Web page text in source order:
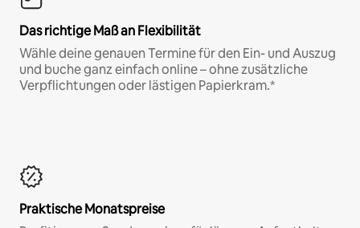
Das richtige Maß an Flexibilität
Wähle deine genauen Termine für den Ein- und Auszug
und buche ganz einfach online – ohne zusätzliche
Verpflichtungen oder lästigen Papierkram.*
Praktische Monatspreise